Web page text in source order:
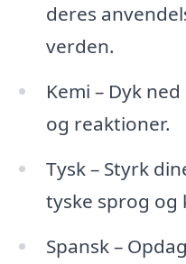
deres
verden.
Kemi – Dyk
og reaktioner.
Tysk – Styrk
tyske sprog og
Spansk –